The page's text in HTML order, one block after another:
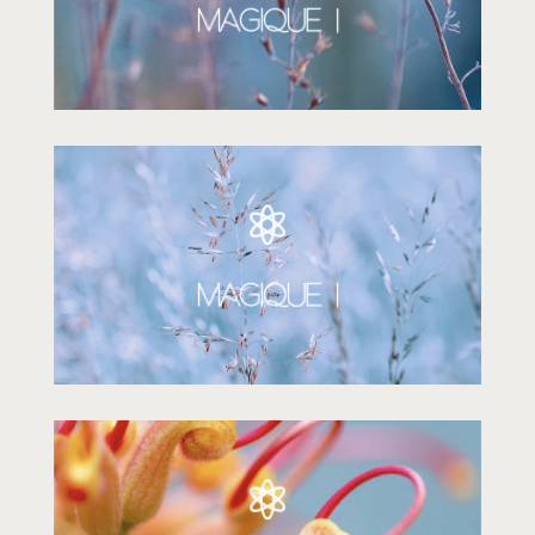
Magique !
Choisissez votre effet

Magique !
❝
Icone, titre, texte, polices et couleurs …
tout est personnalisable
